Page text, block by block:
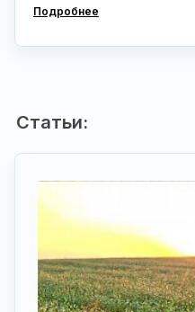
Подробнее
Статьи: